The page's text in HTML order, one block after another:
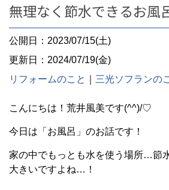
無理なく節水できるお風
公開日：2023/07/15(土)
更新日：2024/07/19(金)
リフォームのこと
三光ソフランの
こんにちは！荒井風美です(^^)/♡
今日は「お風呂」のお話です！
家の中でもっとも水を使う場所…節
大きいですよね…！